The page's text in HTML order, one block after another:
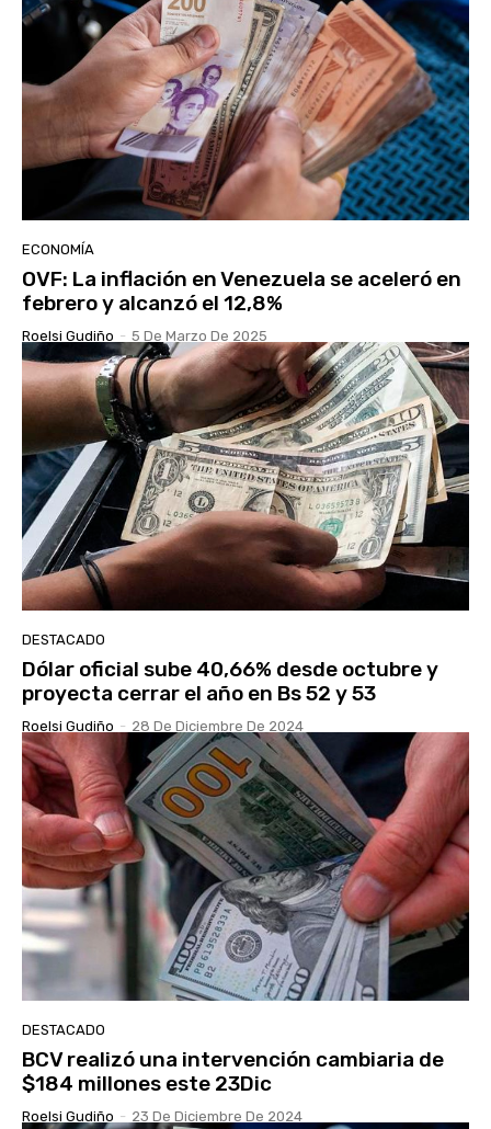
ECONOMÍA
OVF: La inflación en Venezuela se aceleró en
febrero y alcanzó el 12,8%
Roelsi Gudiño - 5 De Marzo De 2025
DESTACADO
Dólar oficial sube 40,66% desde octubre y
proyecta cerrar el año en Bs 52 y 53
Roelsi Gudiño - 28 De Diciembre De 2024
DESTACADO
BCV realizó una intervención cambiaria de
$184 millones este 23Dic
Roelsi Gudiño - 23 De Diciembre De 2024